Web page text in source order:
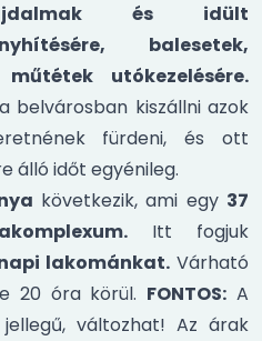
és idült
balesetek,
utókezelésére.
belvárosban kiszállni azok
fürdeni, és ott
álló időt egyénileg.
következik, ami egy 37
Itt fogjuk
lakománkat.Várható
20 óra körül. FONTOS: A
változhat! Az árak